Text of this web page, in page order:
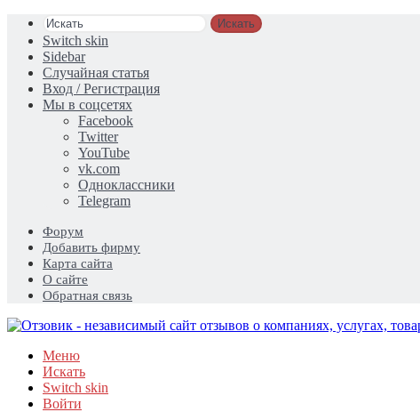
Искать
Switch skin
Sidebar
Случайная статья
Вход / Регистрация
Мы в соцсетях
Facebook
Twitter
YouTube
vk.com
Одноклассники
Telegram
Форум
Добавить фирму
Карта сайта
О сайте
Обратная связь
Меню
Искать
Switch skin
Войти